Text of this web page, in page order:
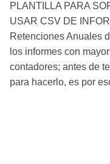
PLANTILLA PARA
USAR CSV DE
Retenciones Anuales
los informes con
contadores; antes de
para hacerlo, es por